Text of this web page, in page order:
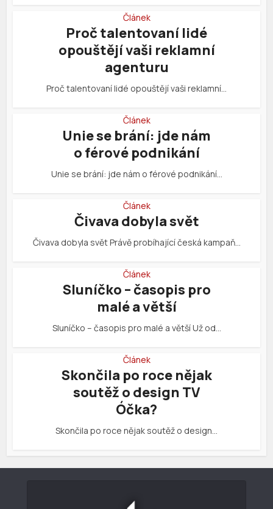
Článek
Proč talentovaní lidé
opouštějí vaši reklamní
agenturu
Proč talentovaní lidé opouštějí vaši reklamní…
Článek
Unie se brání: jde nám
o férové podnikání
Unie se brání: jde nám o férové podnikání…
Článek
Čivava dobyla svět
Čivava dobyla svět Právě probíhající česká kampaň…
Článek
Sluníčko – časopis pro
malé a větší
Sluníčko – časopis pro malé a větší Už od…
Článek
Skončila po roce nějak
soutěž o design TV
Óčka?
Skončila po roce nějak soutěž o design…